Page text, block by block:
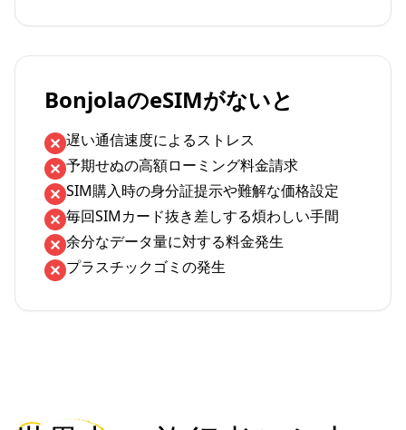
BonjolaのeSIMがないと
遅い通信速度によるストレス
予期せぬの高額ローミング料金請求
SIM購入時の身分証提示や難解な価格設定
毎回SIMカード抜き差しする煩わしい手間
余分なデータ量に対する料金発生
プラスチックゴミの発生